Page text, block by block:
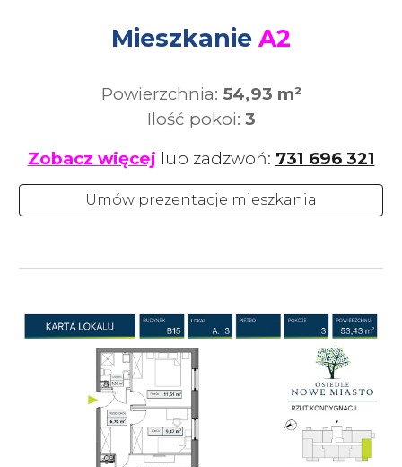
Mieszkanie A2
Powierzchnia: 54,93 m²
Ilość pokoi: 3
Zobacz więcej lub zadzwoń: 731 696 321
Umów prezentacje mieszkania